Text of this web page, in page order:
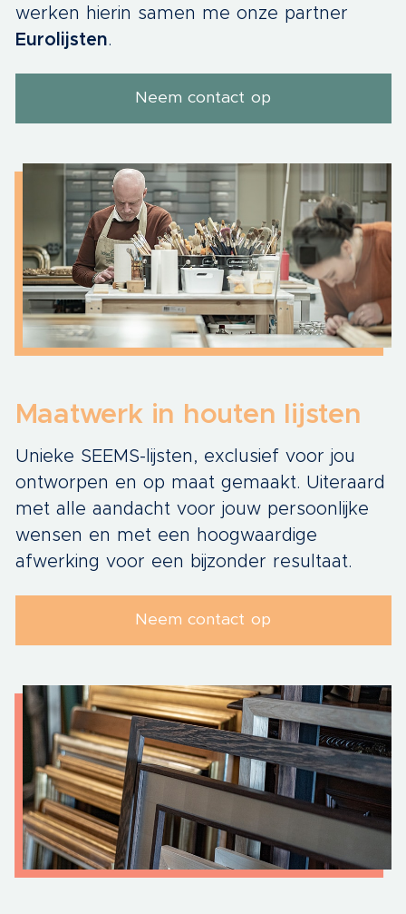
werken hierin samen me onze partner
Eurolijsten.
Neem contact op
Maatwerk in houten lijsten
Unieke SEEMS-lijsten, exclusief voor jou
ontworpen en op maat gemaakt. Uiteraard
met alle aandacht voor jouw persoonlijke
wensen en met een hoogwaardige
afwerking voor een bijzonder resultaat.
Neem contact op